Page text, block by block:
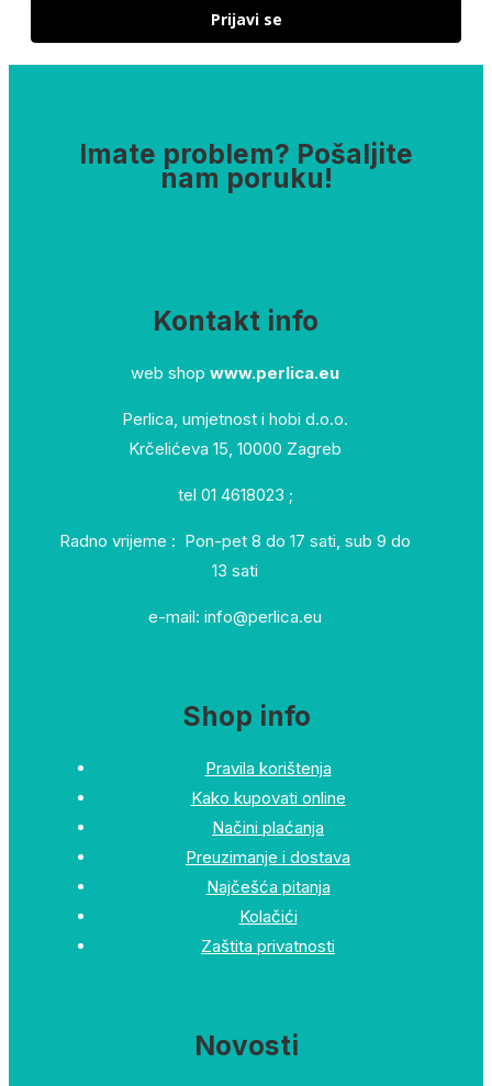
Prijavi se
Imate problem? Pošaljite
nam poruku!
Kontakt info
web shop www.perlica.eu
Perlica, umjetnost i hobi d.o.o.
Krčelićeva 15, 10000 Zagreb
tel 01 4618023 ;
Radno vrijeme : Pon-pet 8 do 17 sati, sub 9 do
13 sati
e-mail: info@perlica.eu
Shop info
Pravila korištenja
Kako kupovati online
Načini plaćanja
Preuzimanje i dostava
Najčešća pitanja
Kolačići
Zaštita privatnosti
Novosti